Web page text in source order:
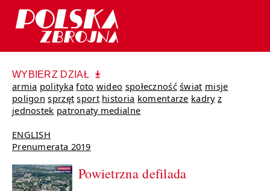
WYBIERZ DZIAŁ
armia polityka foto wideo społeczność świat misje
poligon sprzęt sport historia komentarze kadry z
jednostek patronaty medialne
ENGLISH
Prenumerata 2019
Powietrzna defilada